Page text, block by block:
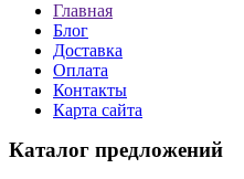
Главная
Блог
Доставка
Оплата
Контакты
Карта сайта
Каталог предложений